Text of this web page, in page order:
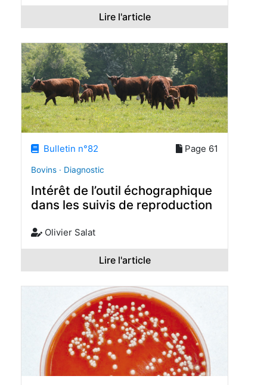
Lire l'article
Bulletin n°82 Page 61
Bovins · Diagnostic
Intérêt de l’outil échographique
dans les suivis de reproduction
Olivier Salat
Lire l'article